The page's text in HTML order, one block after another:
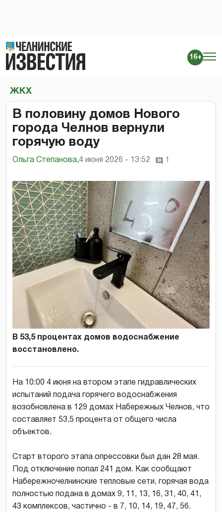
16+
ЖКХ
В половину домов Нового
города Челнов вернули
горячую воду
Ольга Степанова,4 июня 2026 - 13:52 1
В 53,5 процентах домов водоснабжение
восстановлено.
На 10:00 4 июня на втором этапе гидравлических
испытаний подача горячего водоснабжения
возобновлена в 129 домах Набережных Челнов, что
составляет 53,5 процента от общего числа
объектов.
Старт второго этапа опрессовки был дан 28 мая.
Под отключение попал 241 дом. Как сообщают
Набережночелнинские тепловые сети, горячая вода
полностью подана в домах 9, 11, 13, 16, 31, 40, 41,
43 комплексов, частично - в 7, 10, 14, 19, 47, 56.